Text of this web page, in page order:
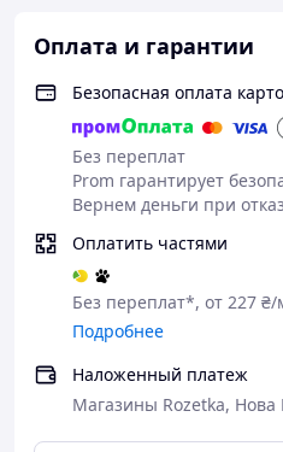
Оплата и гарантии
Безопасная оплата
Без переплат
Prom гарантирует
Вернем деньги при
Оплатить частями
Без переплат*, от 227 ₴/
Подробнее
Наложенный платеж
Магазины Rozetka,